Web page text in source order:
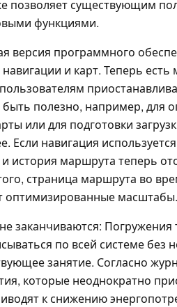
позволяет существующим
функциями.
версия программного
и карт. Теперь есть
быть полезно, например, для
или для подготовки
Если навигация
история маршрута теперь
страница маршрута во
оптимизированные масштабы.
заканчиваются: Погружения
по всей системе без
занятие. Согласно
которые неоднократно
к снижению